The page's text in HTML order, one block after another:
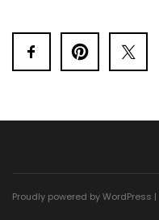
Proudly powered by WordPress |